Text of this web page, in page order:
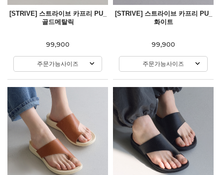
[STRIVE] 스트라이브 카프리 PU_
골드메탈릭
99,900
주문가능사이즈
[STRIVE] 스트라이브 카프리 PU_
화이트
99,900
주문가능사이즈